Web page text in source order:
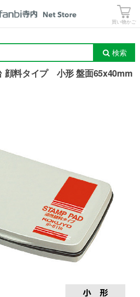
買い物かご
検索
顔料タイプ 小形 盤面